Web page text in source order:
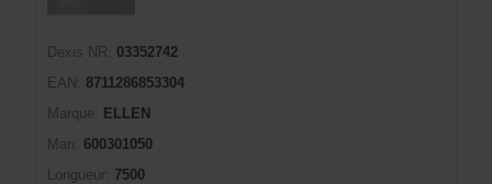
Dexis NR:
03352742
EAN:
8711286853304
Marque:
ELLEN
Man:
600301050
Longueur: 7500